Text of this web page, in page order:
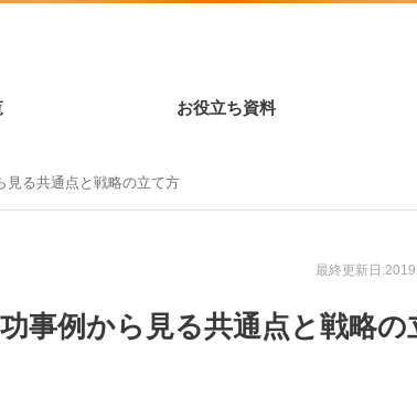
お役立ち資料
見る共通点と戦略の立て方
最終更新日
事例から見る共通点と戦略の